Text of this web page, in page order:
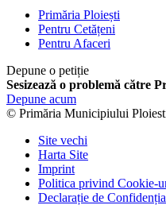
Primăria Ploiești
Pentru Cetățeni
Pentru Afaceri
Depune o petiție
Sesizează o problemă către
Depune acum
© Primăria Municipiului
Site vechi
Harta Site
Imprint
Politica privind Cookie-
Declarație de